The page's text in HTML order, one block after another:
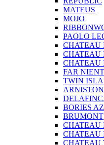
MATEUS
MOJO
PAOLO
CHATEAU
CHATEAU
CHATEAU
FAR
TWIN
BORIES
BRUMONT
CHATEAU
CHATEAU
CHATEAU